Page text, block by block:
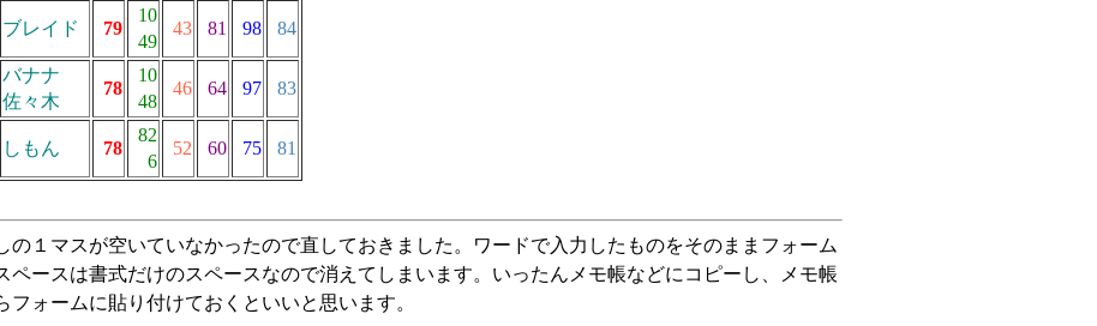
ブレイド 79
10
49
43 81 98 84
バナナ
佐々木
78
10
48
46 64 97 83
しもん 78
82
6
52 60 75 81
１マスが空いていなかったので直しておきました。ワードで入力したものをそのままフォーム
ペースは書式だけのスペースなので消えてしまいます。いったんメモ帳などにコピーし、メモ帳
ォームに貼り付けておくといいと思います。